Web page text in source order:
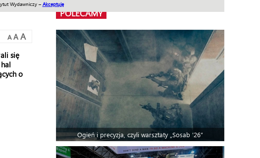
Wydawniczy – Akceptuję
A A A
się
o
POLECAMY
Ogień i precyzja, czyli warsztaty „Sosab ‘26”